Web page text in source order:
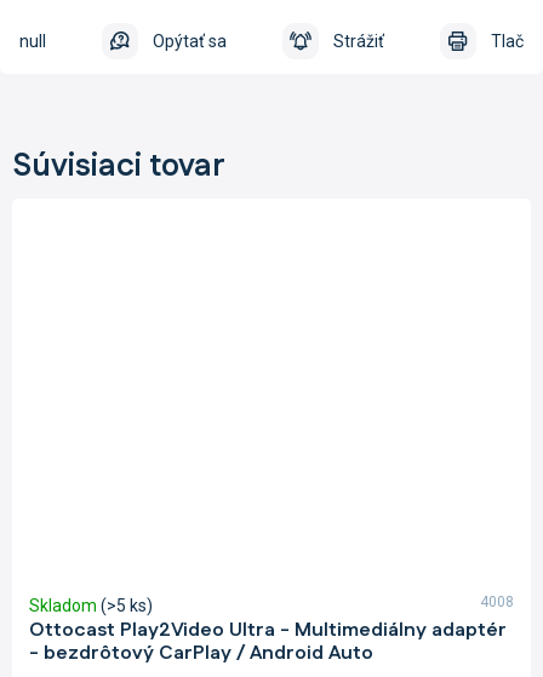
Tlač
Opýtať sa Strážiť
null
Súvisiaci tovar
Ottocast Play2Video Ultra - Multimediálny adaptér
- bezdrôtový CarPlay / Android Auto
Skladom (>5 ks) 4008